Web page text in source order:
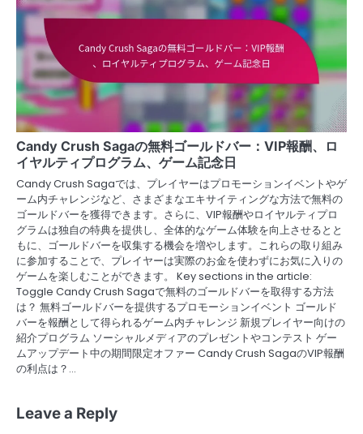
Candy Crush Sagaの無料ゴールドバー：VIP報酬、ロ
イヤルティプログラム、ゲーム記念日
Candy Crush Sagaでは、プレイヤーはプロモーションイベントやゲ
ーム内チャレンジなど、さまざまなエキサイティングな方法で無料の
ゴールドバーを獲得できます。さらに、VIP報酬やロイヤルティプロ
グラムは独自の特典を提供し、全体的なゲーム体験を向上させるとと
もに、ゴールドバーを収集する機会を増やします。これらの取り組み
に参加することで、プレイヤーは実際のお金を使わずにお気に入りの
ゲームを楽しむことができます。 Key sections in the article:
Toggle Candy Crush Sagaで無料のゴールドバーを取得する方法
は？ 無料ゴールドバーを提供するプロモーションイベント ゴールド
バーを報酬として得られるゲーム内チャレンジ 新規プレイヤー向けの
紹介プログラム ソーシャルメディアのプレゼントやコンテスト ゲー
ムアップデート中の期間限定オファー Candy Crush SagaのVIP報酬
の利点は？…
Leave a Reply